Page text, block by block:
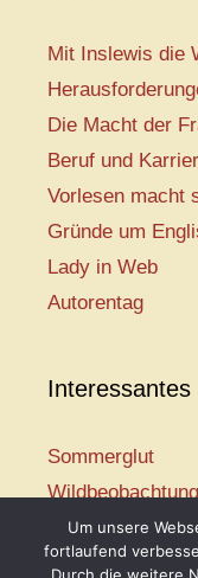
Mit Inslewis die
Die Macht der
Beruf und
Vorlesen macht
Gründe um
Lady in Web
Autorentag
Interessantes
Sommerglut
Mir ist so heiß
Mission:
Um unsere
fortlaufend